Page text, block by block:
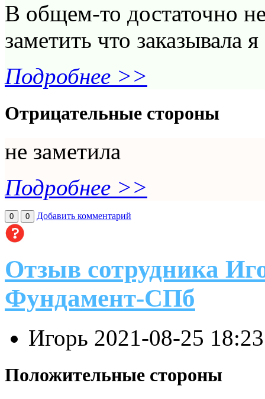
В общем-то достаточно
заметить что заказывала
Подробнее >>
Отрицательные стороны
не заметила
Подробнее >>
0 0 Добавить комментарий
Отзыв сотрудника
Фундамент-СПб
Игорь 2021-08-25
Положительные стороны